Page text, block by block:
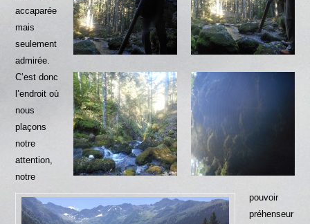
accaparée
mais
seulement
admirée.
C’est donc
l’endroit où
nous
plaçons
notre
attention,
notre
pouvoir
préhenseur